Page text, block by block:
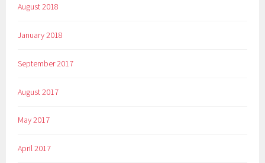
August 2018
January 2018
September 2017
August 2017
May 2017
April 2017